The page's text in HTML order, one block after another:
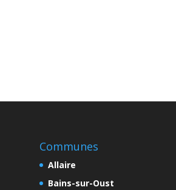
Communes
Allaire
Bains-sur-Oust